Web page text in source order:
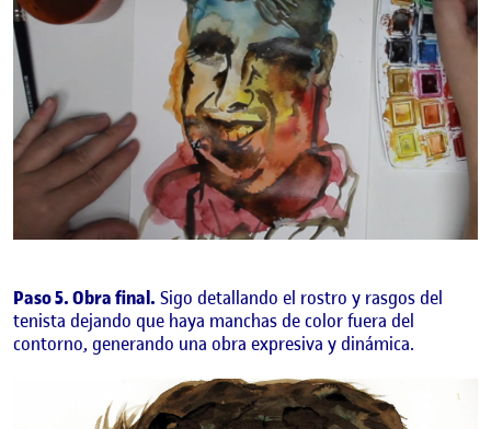
Paso 5. Obra final. Sigo detallando el rostro y rasgos del
tenista dejando que haya manchas de color fuera del
contorno, generando una obra expresiva y dinámica.